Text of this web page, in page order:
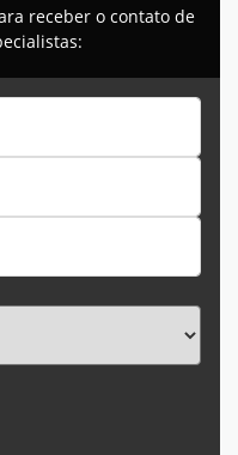
receber o contato de